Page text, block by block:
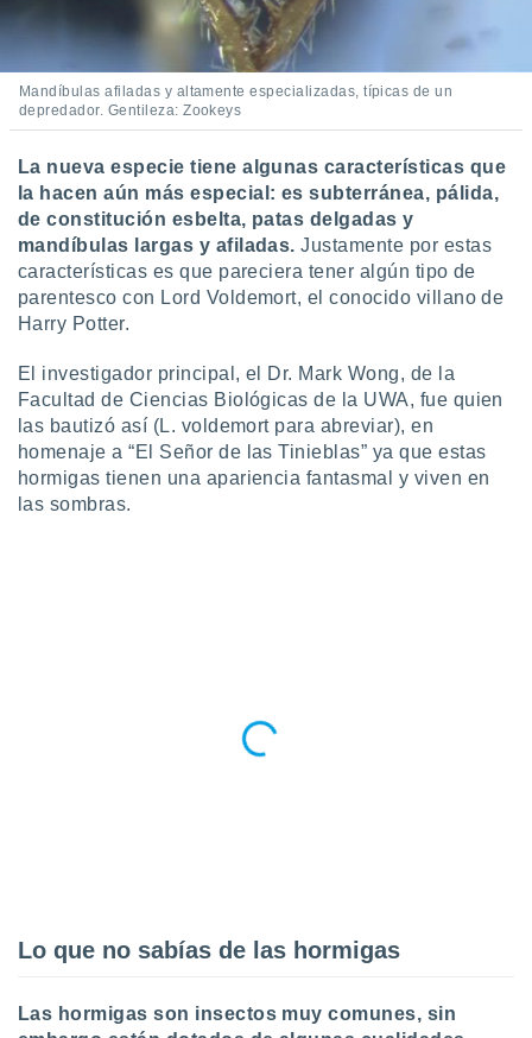
únicos
similares
como
este sitio
IP
posible
traten tus
en
interés
a lo que
Para
un
o acceder
Mandíbulas afiladas y altamente especializadas, típicas de un
depredador. Gentileza: Zookeys
La nueva especie tiene algunas características que
la hacen aún más especial: es subterránea, pálida,
de constitución esbelta, patas delgadas y
mandíbulas largas y afiladas.Justamente por estas
características es que pareciera tener algún tipo de
parentesco con Lord Voldemort, el conocido villano de
Harry Potter.
El investigador principal, el Dr. Mark Wong, de la
Facultad de Ciencias Biológicas de la UWA, fue quien
las bautizó así (L. voldemort para abreviar), en
homenaje a “El Señor de las Tinieblas” ya que estas
hormigas tienen una apariencia fantasmal y viven en
las sombras.
Lo que no sabías de las hormigas
Las hormigas son insectos muy comunes, sin